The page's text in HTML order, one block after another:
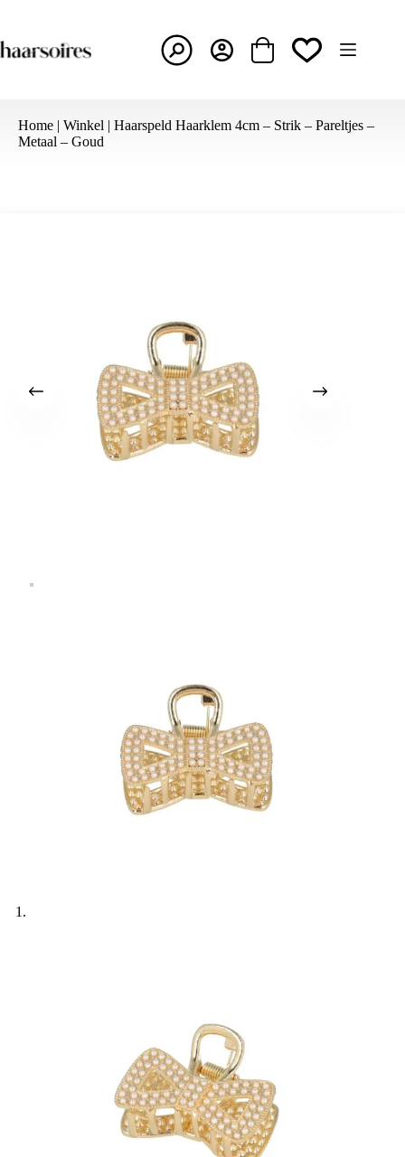
de
inhoud
Winkelwagen
Home | Winkel | Haarspeld Haarklem 4cm – Strik – Pareltjes –
Metaal – Goud